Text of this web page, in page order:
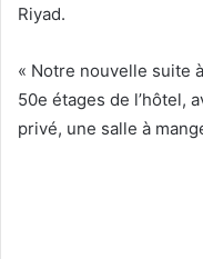
Riyad.
« Notre nouvelle suite
50e étages de l’hôtel,
privé, une salle à